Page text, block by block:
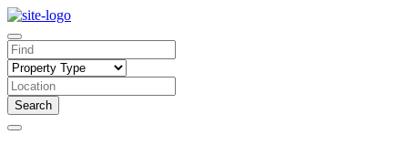
Search